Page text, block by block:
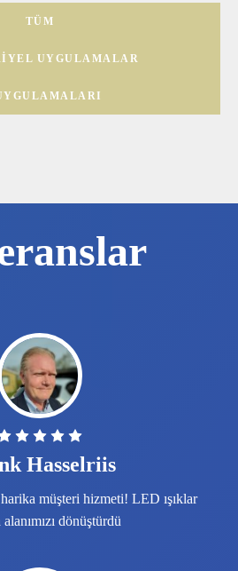
TÜM
UYGULAMALAR
Hasselriis
müşteri hizmeti! LED ışıklar
alanımızı dönüştürdü